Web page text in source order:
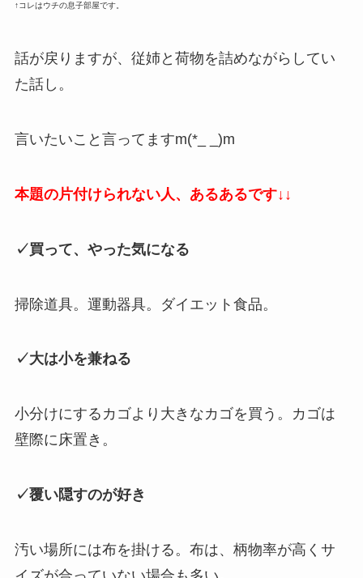
↑コレはウチの息子部屋です。
話が戻りますが、従姉と荷物を詰めながらしてい
た話し。
言いたいこと言ってますm(*_ _)m
本題の片付けられない人、あるあるです↓↓
✓ 買って、やった気になる
掃除道具。運動器具。ダイエット食品。
✓ 大は小を兼ねる
小分けにするカゴより大きなカゴを買う。カゴは
壁際に床置き。
✓ 覆い隠すのが好き
汚い場所には布を掛ける。布は、柄物率が高くサ